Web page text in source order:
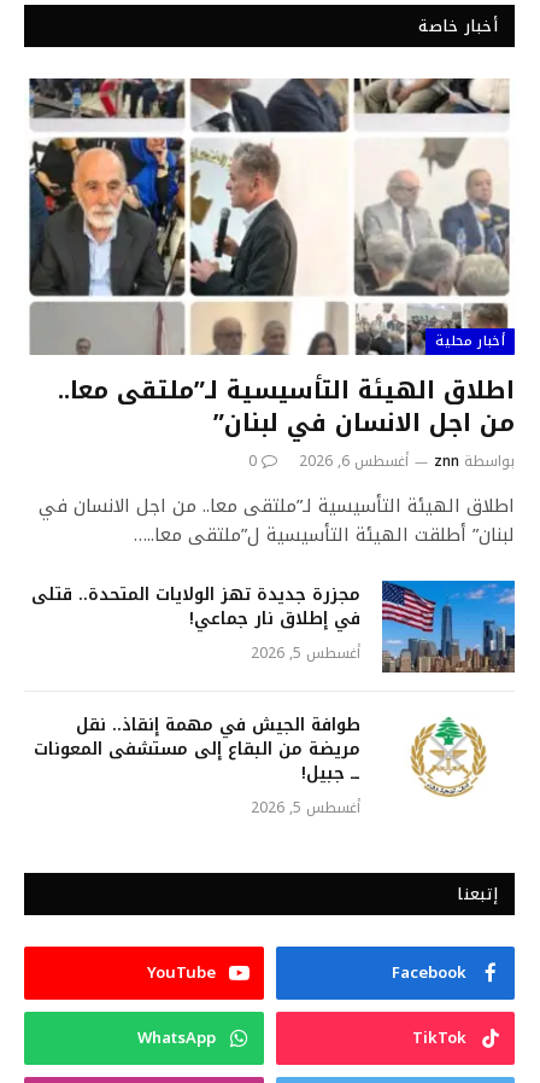
أخبار خاصة
أخبار محلية
اطلاق الهيئة التأسيسية لـ”ملتقى معا..
من اجل الانسان في لبنان”
بواسطة znn أغسطس 6, 2026 0
اطلاق الهيئة التأسيسية لـ”ملتقى معا.. من اجل الانسان في
لبنان” أطلقت الهيئة التأسيسية ل”ملتقى معا..…
مجزرة جديدة تهز الولايات المتحدة.. قتلى
في إطلاق نار جماعي!
أغسطس 5, 2026
طوافة الجيش في مهمة إنقاذ.. نقل
مريضة من البقاع إلى مستشفى المعونات
ــ جبيل!
أغسطس 5, 2026
إتبعنا
Facebook
YouTube
TikTok
WhatsApp